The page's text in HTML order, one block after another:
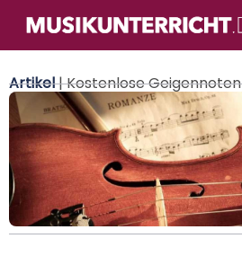
zum
Inhalt
Artikel| Kostenlose Geigennoten